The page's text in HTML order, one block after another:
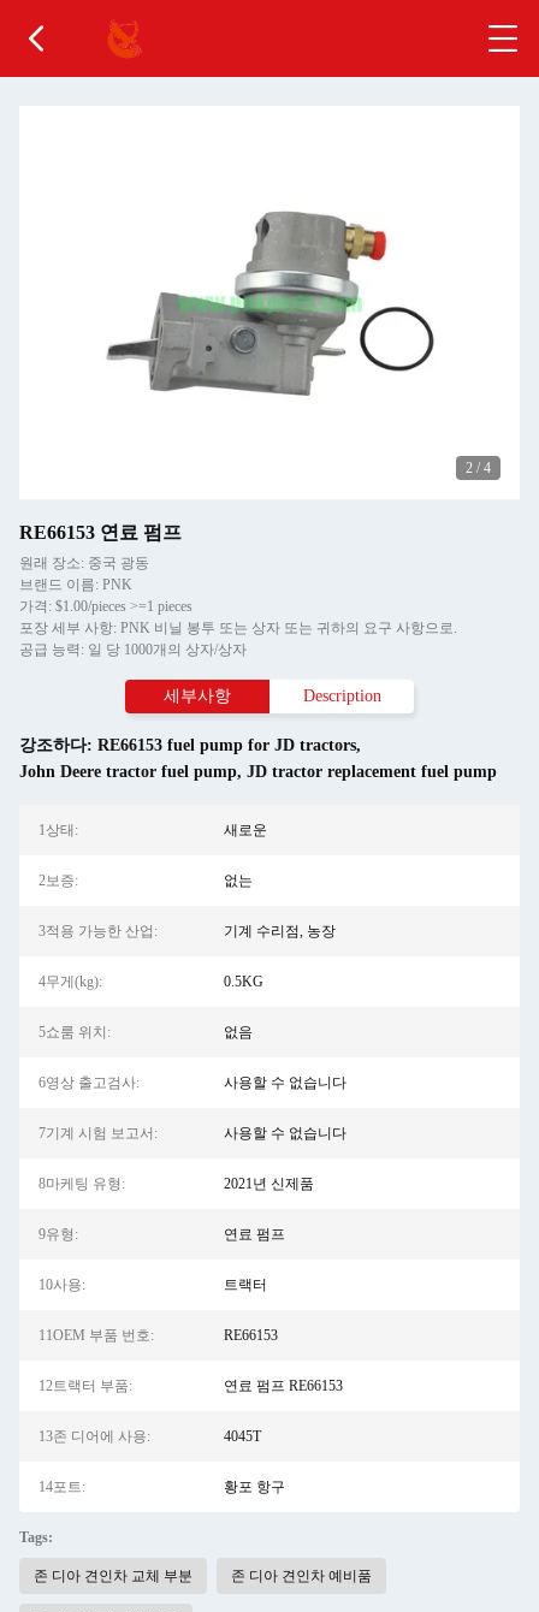
2 / 4
RE66153 연료 펌프
원래 장소: 중국 광동
브랜드 이름: PNK
가격: $1.00/pieces >=1 pieces
포장 세부 사항: PNK 비닐 봉투 또는 상자 또는 귀하의 요구 사항으로.
공급 능력: 일 당 1000개의 상자/상자
세부사항 Description
강조하다: RE66153 fuel pump for JD tractors,
John Deere tractor fuel pump, JD tractor replacement fuel pump
1상태: 새로운
2보증: 없는
3적용 가능한 산업: 기계 수리점, 농장
4무게(kg): 0.5KG
5쇼룸 위치: 없음
6영상 출고검사: 사용할 수 없습니다
7기계 시험 보고서: 사용할 수 없습니다
8마케팅 유형: 2021년 신제품
9유형: 연료 펌프
10사용: 트랙터
11OEM 부품 번호: RE66153
12트랙터 부품: 연료 펌프 RE66153
13존 디어에 사용: 4045T
14포트: 황포 항구
Tags:
존 디아 견인차 교체 부분 존 디아 견인차 예비품